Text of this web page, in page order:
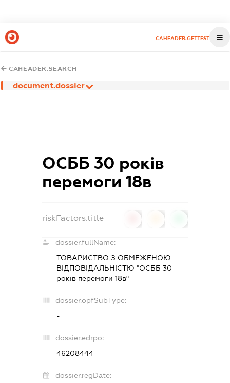
CAHEADER.GETTEST
CAHEADER.SEARCH
document.dossier
ОСББ 30 років
перемоги 18в
riskFactors.title
dossier.fullName:
ТОВАРИСТВО З ОБМЕЖЕНОЮ
ВІДПОВІДАЛЬНІСТЮ "ОСББ 30
років перемоги 18в"
dossier.opfSubType:
-
dossier.edrpo:
46208444
dossier.regDate: